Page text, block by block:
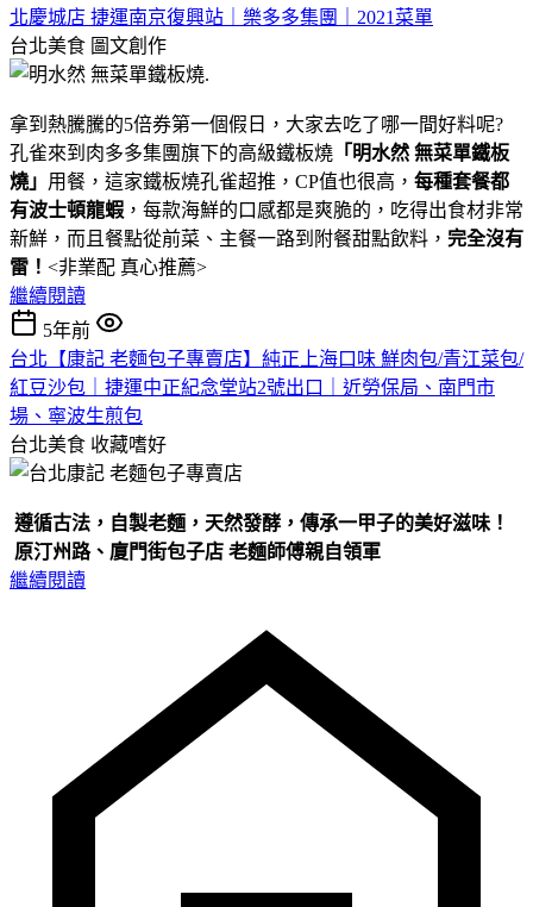
北慶城店 捷運南京復興站｜樂多多集團｜2021菜單
台北美食 圖文創作
拿到熱騰騰的5倍券第一個假日，大家去吃了哪一間好料呢?
孔雀來到肉多多集團旗下的高級鐵板燒 「明水然 無菜單鐵板
燒」 用餐，這家鐵板燒孔雀超推，CP值也很高， 每種套餐都
有波士頓龍蝦 ，每款海鮮的口感都是爽脆的，吃得出食材非常
新鮮，而且餐點從前菜、主餐一路到附餐甜點飲料， 完全沒有
雷！ <非業配 真心推薦>
繼續閱讀
5年前
台北【康記 老麵包子專賣店】純正上海口味 鮮肉包/青江菜包/
紅豆沙包｜捷運中正紀念堂站2號出口｜近勞保局、南門市
場、寧波生煎包
台北美食 收藏嗜好
遵循古法，自製老麵，天然發酵，傳承一甲子的美好滋味！
原汀州路、廈門街包子店 老麵師傅親自領軍
繼續閱讀